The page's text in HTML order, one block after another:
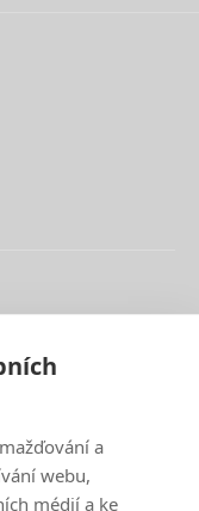
a
webu,
médií a ke